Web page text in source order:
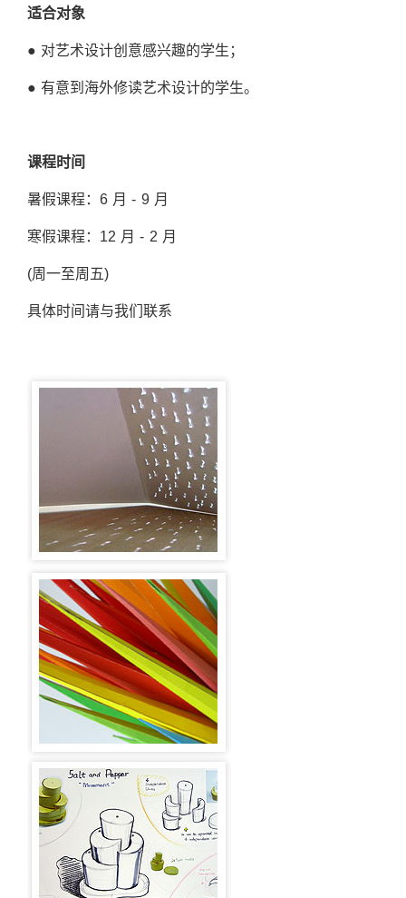
适合对象
● 对艺术设计创意感兴趣的学生；
● 有意到海外修读艺术设计的学生。
课程时间
暑假课程：6 月 - 9 月
寒假课程：12 月 - 2 月
(周一至周五)
具体时间请与我们联系